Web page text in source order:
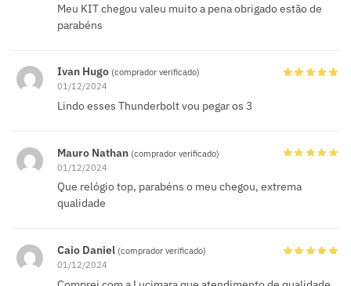
Meu KIT chegou valeu muito a pena obrigado estão de
parabéns
Ivan Hugo (comprador verificado)
01/12/2024
Lindo esses Thunderbolt vou pegar os 3
Mauro Nathan (comprador verificado)
01/12/2024
Que relógio top, parabéns o meu chegou, extrema
qualidade
Caio Daniel (comprador verificado)
01/12/2024